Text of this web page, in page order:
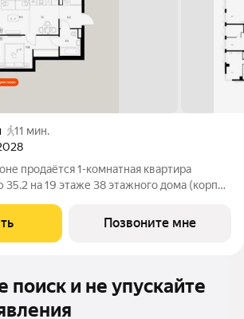
11 мин.
продаётся 1-комнатная квартира
на 19 этаже 38 этажного дома (корпус
станции метро «Водный стадион» и 20
Позвоните мне
поиск и не упускайте